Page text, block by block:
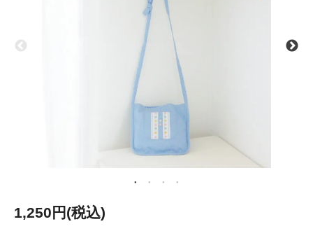
1,250円(税込)